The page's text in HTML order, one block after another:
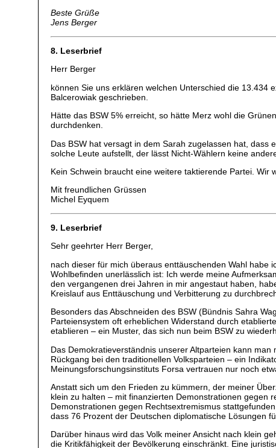
Beste Grüße
Jens Berger
8. Leserbrief
Herr Berger
können Sie uns erklären welchen Unterschied die 13.434
Balcerowiak geschrieben.
Hätte das BSW 5% erreicht, so hätte Merz wohl die
durchdenken.
Das BSW hat versagt in dem Sarah zugelassen hat, dass
solche Leute aufstellt, der lässt Nicht-Wählern keine
Kein Schwein braucht eine weitere taktierende Partei. Wir
Mit freundlichen Grüssen
Michel Eyquem
9. Leserbrief
Sehr geehrter Herr Berger,
nach dieser für mich überaus enttäuschenden Wahl habe
Wohlbefinden unerlässlich ist: Ich werde meine
den vergangenen drei Jahren in mir angestaut haben,
Kreislauf aus Enttäuschung und Verbitterung zu
Besonders das Abschneiden des BSW (Bündnis Sahra
Parteiensystem oft erheblichen Widerstand durch
etablieren – ein Muster, das sich nun beim BSW zu
Das Demokratieverständnis unserer Altparteien kann
Rückgang bei den traditionellen Volksparteien – ein
Meinungsforschungsinstituts Forsa vertrauen nur noch
Anstatt sich um den Frieden zu kümmern, der meiner
klein zu halten – mit finanzierten Demonstrationen gegen
Demonstrationen gegen Rechtsextremismus
dass 76 Prozent der Deutschen diplomatische Lösungen
Darüber hinaus wird das Volk meiner Ansicht nach klein
die Kritikfähigkeit der Bevölkerung einschränkt. Eine